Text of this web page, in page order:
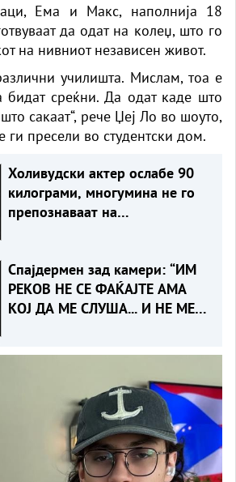
Ема и Макс, наполнија 18
да одат на колеџ, што го
на нивниот независен живот.
училишта. Мислам, тоа е
среќни. Да одат каде што
сакаат“, рече Џеј Ло во шоуто,
ги пресели во студентски дом.
Холивудски актер ослабе 90
килограми, многумина не го
препознаваат на
Спајдермен зад камери: “ИМ
РЕКОВ НЕ СЕ ФАЌАЈТЕ АМА
КОЈ ДА МЕ СЛУША... И НЕ МЕ